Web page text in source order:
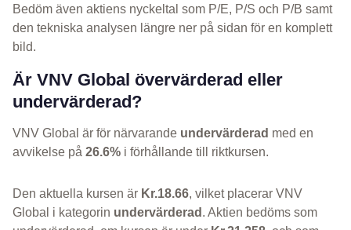
Bedöm även aktiens nyckeltal som P/E, P/S och P/B samt
den tekniska analysen längre ner på sidan för en komplett
bild.
Är VNV Global övervärderad eller
undervärderad?
VNV Global är för närvarande undervärderad med en
avvikelse på 26.6% i förhållande till riktkursen.
Den aktuella kursen är Kr.18.66, vilket placerar VNV
Global i kategorin undervärderad . Aktien bedöms som